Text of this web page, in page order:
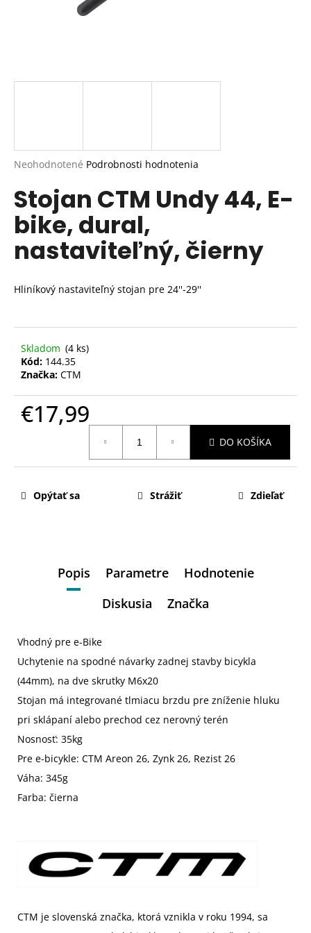
Priemerné
produktu
je
0,0
5
hviezdičiek.
Neohodnotené Podrobnosti hodnotenia
Stojan CTM Undy 44, E-
bike, dural,
nastaviteľný, čierny
Hliníkový nastaviteľný stojan pre 24''-29''
Skladom (4 ks)
Kód: 144.35
Značka: CTM
€17,99
DO KOŠÍKA
Opýtať sa Strážiť Zdieľať
Popis Parametre
Hodnotenie
Diskusia
Značka
Vhodný pre e-Bike
Uchytenie na spodné návarky zadnej stavby bicykla
(44mm), na dve skrutky M6x20
Stojan má integrované tlmiacu brzdu pre zníženie hluku
pri sklápaní alebo prechod cez nerovný terén
Nosnosť: 35kg
Pre e-bicykle: CTM Areon 26, Zynk 26, Rezist 26
Váha: 345g
Farba: čierna
CTM je slovenská značka, ktorá vznikla v roku 1994, sa